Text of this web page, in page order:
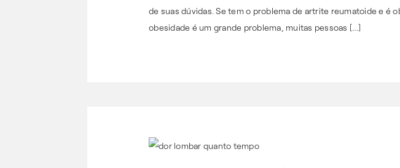
de suas dúvidas. Se tem o problema de artrite reumatoide e é
obesidade é um grande problema, muitas pessoas […]